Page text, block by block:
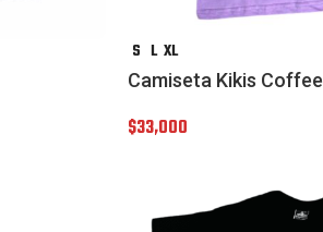
S L XL
Camiseta Kikis Coffee
$33,000